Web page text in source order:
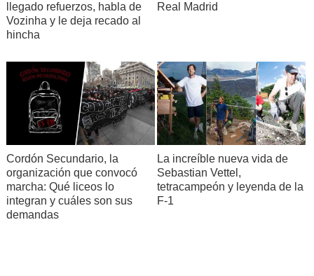
llegado refuerzos, habla de
Vozinha y le deja recado al
hincha
Real Madrid
Cordón Secundario, la
organización que convocó
marcha: Qué liceos lo
integran y cuáles son sus
demandas
La increíble nueva vida de
Sebastian Vettel,
tetracampeón y leyenda de la
F-1